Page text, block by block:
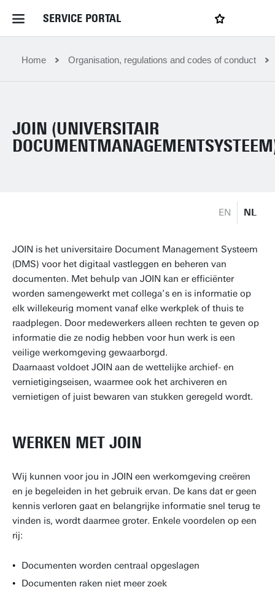
SERVICE PORTAL
Home Service Portal
News and Events
Filter by service department
My favourites
Home Organisation, regulations and codes of conduct
JOIN (UNIVERSITAIR
EN NL
JOIN is het universitaire Document Management Systeem
(DMS) voor het digitaal vastleggen en beheren van
documenten. Met behulp van JOIN kan er efficiënter
worden samengewerkt met collega’s en is informatie op
elk willekeurig moment vanaf elke werkplek of thuis te
raadplegen. Door medewerkers alleen rechten te geven op
informatie die ze nodig hebben voor hun werk is een
veilige werkomgeving gewaarborgd.
Daarnaast voldoet JOIN aan de wettelijke archief- en
vernietigingseisen, waarmee ook het archiveren en
vernietigen of juist bewaren van stukken geregeld wordt.
WERKEN MET JOIN
Wij kunnen voor jou in JOIN een werkomgeving creëren
en je begeleiden in het gebruik ervan. De kans dat er geen
kennis verloren gaat en belangrijke informatie snel terug te
vinden is, wordt daarmee groter. Enkele voordelen op een
rij:
Documenten worden centraal opgeslagen
Documenten raken niet meer zoek